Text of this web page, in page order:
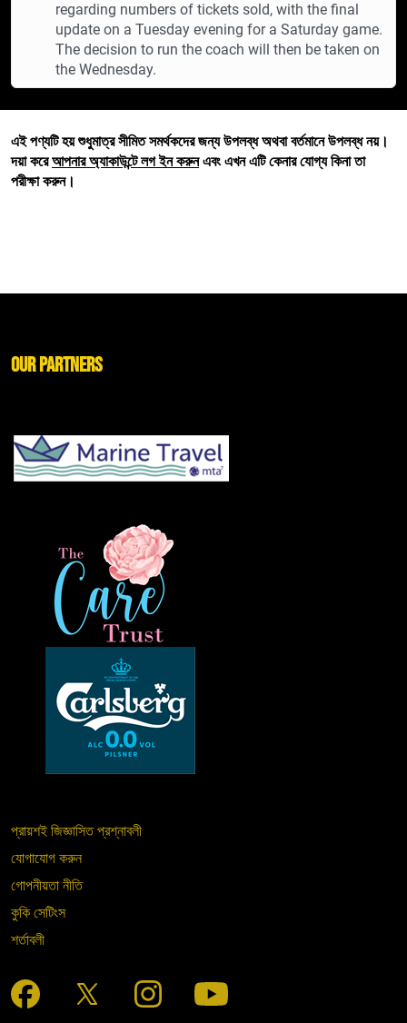
regarding numbers of tickets sold, with the final
update on a Tuesday evening for a Saturday game.
The decision to run the coach will then be taken on
the Wednesday.
এই পণ্যটি হয় শুধুমাত্র সীমিত সমর্থকদের জন্য উপলব্ধ অথবা বর্তমানে উপলব্ধ নয়।
দয়া করেআপনার অ্যাকাউন্টে লগ ইন করুনএবং এখন এটি কেনার যোগ্য কিনা তা
পরীক্ষা করুন।
প্রায়শই জিজ্ঞাসিত প্রশ্নাবলী
যোগাযোগ করুন
গোপনীয়তা নীতি
কুকি সেটিংস
শর্তাবলী
Our Partners